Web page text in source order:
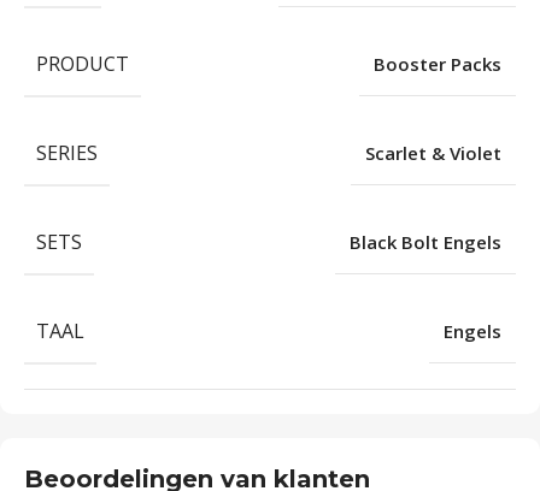
PRODUCT Booster Packs
SERIES Scarlet & Violet
SETS Black Bolt Engels
TAAL Engels
Beoordelingen van klanten